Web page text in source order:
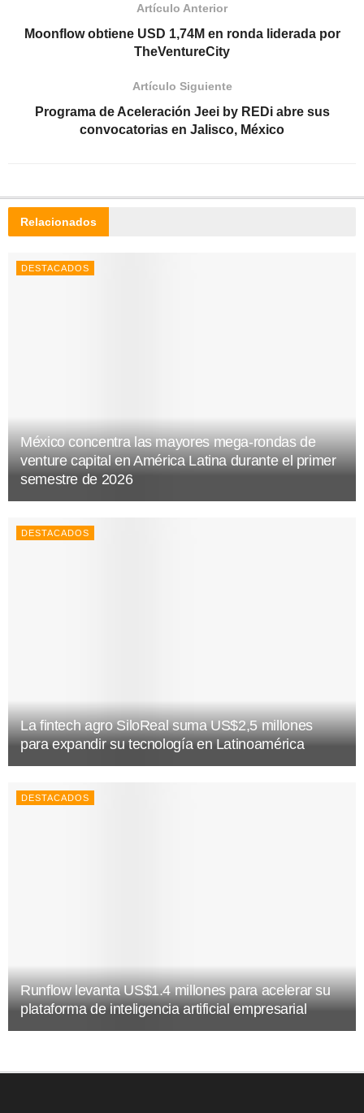
Artículo Anterior
Moonflow obtiene USD 1,74M en ronda liderada por
TheVentureCity
Artículo Siguiente
Programa de Aceleración Jeei by REDi abre sus
convocatorias en Jalisco, México
Relacionados
DESTACADOS
México concentra las mayores mega-rondas de
venture capital en América Latina durante el primer
semestre de 2026
DESTACADOS
La fintech agro SiloReal suma US$2,5 millones
para expandir su tecnología en Latinoamérica
DESTACADOS
Runflow levanta US$1.4 millones para acelerar su
plataforma de inteligencia artificial empresarial